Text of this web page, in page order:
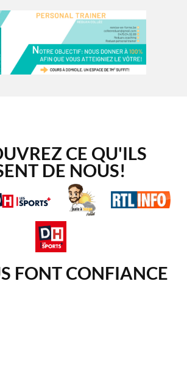
CE QU'ILS
DE NOUS!
FONT CONFIANCE